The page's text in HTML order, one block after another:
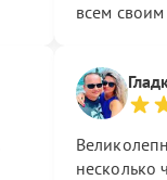
всем
несколько